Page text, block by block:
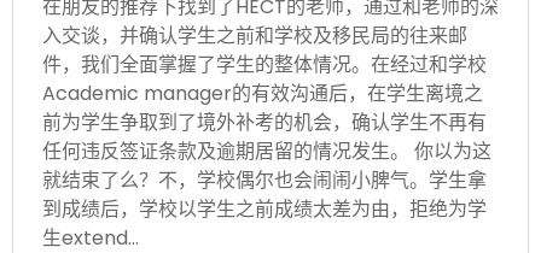
在朋友的推荐下找到了HECT的老师，通过和老师的深
入交谈，并确认学生之前和学校及移民局的往来邮
件，我们全面掌握了学生的整体情况。在经过和学校
Academic manager的有效沟通后，在学生离境之
前为学生争取到了境外补考的机会，确认学生不再有
任何违反签证条款及逾期居留的情况发生。 你以为这
就结束了么？不，学校偶尔也会闹闹小脾气。学生拿
到成绩后，学校以学生之前成绩太差为由，拒绝为学
生extend…